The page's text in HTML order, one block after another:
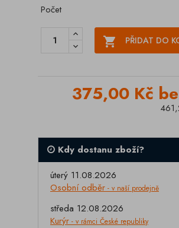
Počet
 PŘIDAT DO
375,00 Kč
Kdy dostanu zboží?
úterý 11.08.2026
Osobní odběr - v naší prodejně
středa 12.08.2026
Kurýr - v rámci České republiky